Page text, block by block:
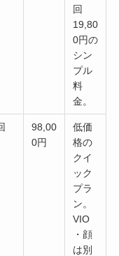
回
19,80
0円の
シン
プル
料
金。
98,00
0円
低価
格の
クイ
ック
プラ
ン。
VIO
・顔
は別